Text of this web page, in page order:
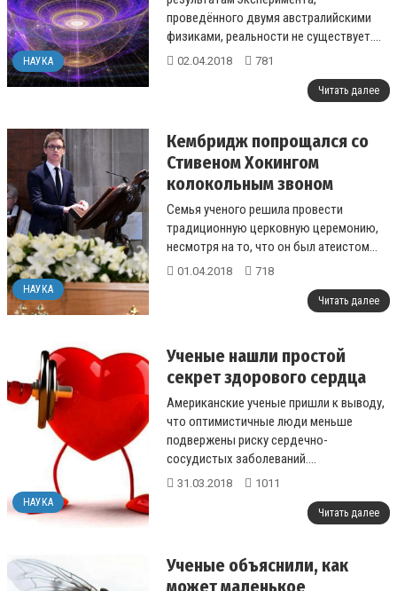
НАУКА
проведённого двумя австралийскими
физиками, реальности не существует....
02.04.2018 781
Читать далее
НАУКА
Кембридж попрощался со
Стивеном Хокингом
колокольным звоном
Семья ученого решила провести
традиционную церковную церемонию,
несмотря на то, что он был атеистом...
01.04.2018 718
Читать далее
НАУКА
Ученые нашли простой
секрет здорового сердца
Американские ученые пришли к выводу,
что оптимистичные люди меньше
подвержены риску сердечно-
сосудистых заболеваний....
31.03.2018 1011
Читать далее
Ученые объяснили, как
может маленькое